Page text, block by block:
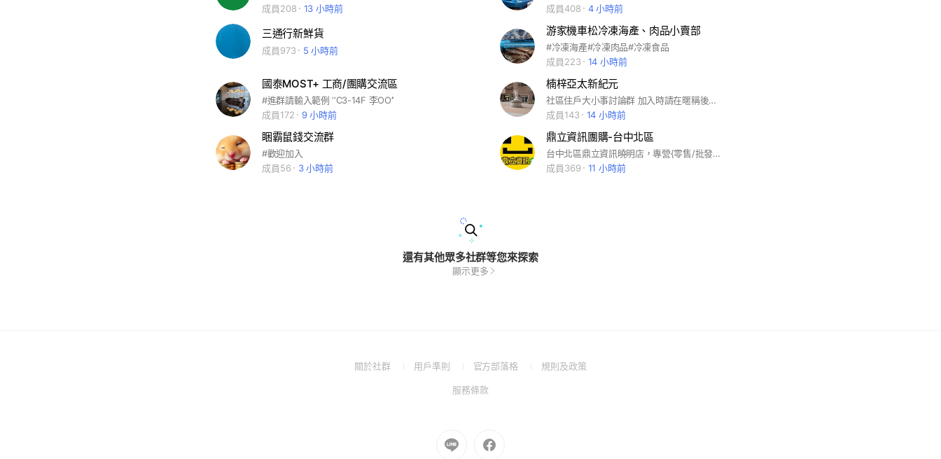
成員208
13 小時前
成員408
4 小時前
三通行新鮮貨
成員973 5 小時前
游家機車松冷凍海產、肉品小賣部
#冷凍海產#冷凍肉品#冷凍食品
成員223
14 小時前
國泰MOST+ 工商/團購交流區
#進群請輸入範例 ‘‘C3-14F 李OO’’
成員172
9 小時前
楠梓亞太新紀元
社區住戶大小事討論群 加入時請在暱稱後面加上棟別 例如：王某某（A棟）；豬大哥（B棟）⋯ 社區有任何問題歡迎提出 發言請理性，感謝各位鄰居的配合。
成員143
14 小時前
睏霸鼠錢交流群
#歡迎加入
成員56
3 小時前
鼎立資訊團購-台中北區
台中北區鼎立資訊曉明店，專營{零售/批發/團購/代購} 真誠歡迎加入我們的團購社群，期待能提供好康優質的產品給您, 也歡迎邀請您的親朋好友加入,😸
成員369
11 小時前
還有其他眾多社群等您來探索
顯示更多
關於社群
(Open用戶準則
(Open
a
官方部落格
(Open規則及政策(Open
服務條款(Open
window)
Go
to
Go
to